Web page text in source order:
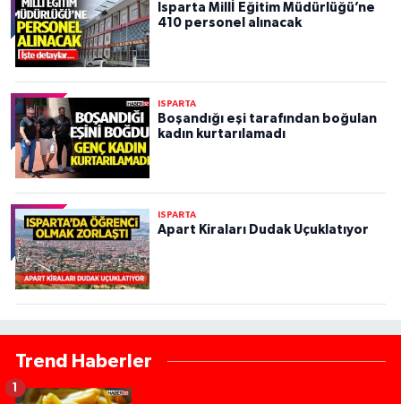
Isparta Millİ Eğitim Müdürlüğü’ne
410 personel alınacak
ISPARTA
Boşandığı eşi tarafından boğulan
kadın kurtarılamadı
ISPARTA
Apart Kiraları Dudak Uçuklatıyor
Trend Haberler
1